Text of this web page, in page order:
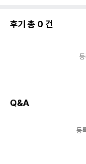
후기 총 0 건
Q&A
등